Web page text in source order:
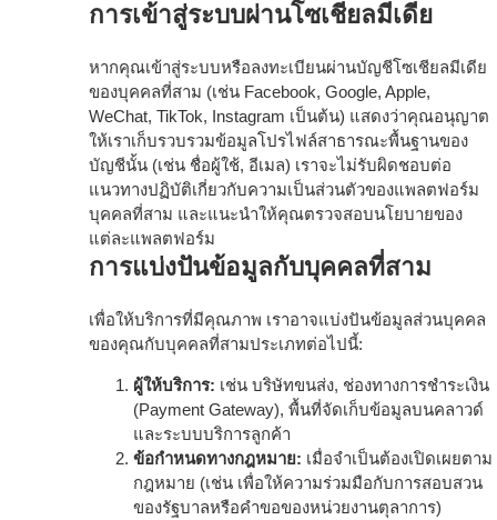
การเข้าสู่ระบบผ่านโซเชียลมีเดีย
หากคุณเข้าสู่ระบบหรือลงทะเบียนผ่านบัญชีโซเชียลมีเดีย
ของบุคคลที่สาม (เช่น Facebook, Google, Apple,
WeChat, TikTok, Instagram เป็นต้น) แสดงว่าคุณอนุญาต
ให้เราเก็บรวบรวมข้อมูลโปรไฟล์สาธารณะพื้นฐานของ
บัญชีนั้น (เช่น ชื่อผู้ใช้, อีเมล) เราจะไม่รับผิดชอบต่อ
แนวทางปฏิบัติเกี่ยวกับความเป็นส่วนตัวของแพลตฟอร์ม
บุคคลที่สาม และแนะนำให้คุณตรวจสอบนโยบายของ
แต่ละแพลตฟอร์ม
การแบ่งปันข้อมูลกับบุคคลที่สาม
เพื่อให้บริการที่มีคุณภาพ เราอาจแบ่งปันข้อมูลส่วนบุคคล
ของคุณกับบุคคลที่สามประเภทต่อไปนี้:
ผู้ให้บริการ: เช่น บริษัทขนส่ง, ช่องทางการชำระเงิน
(Payment Gateway), พื้นที่จัดเก็บข้อมูลบนคลาวด์
และระบบบริการลูกค้า
ข้อกำหนดทางกฎหมาย: เมื่อจำเป็นต้องเปิดเผยตาม
กฎหมาย (เช่น เพื่อให้ความร่วมมือกับการสอบสวน
ของรัฐบาลหรือคำขอของหน่วยงานตุลาการ)